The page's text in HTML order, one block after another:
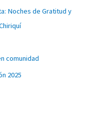
Noches de Gratitud y
comunidad
2025